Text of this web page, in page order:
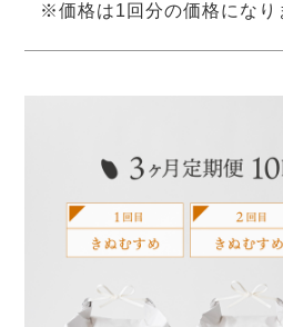
※価格は1回分の価格になり